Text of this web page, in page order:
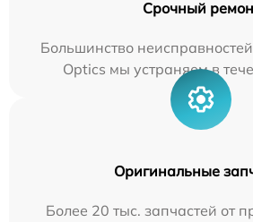
Срочный
Большинство
Optics мы устраняем в
Оригинальные
Более 20 тыс. запчастей от